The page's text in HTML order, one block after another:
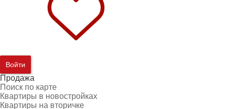
Войти
Продажа
Поиск по карте
Квартиры в новостройках
Квартиры на вторичке